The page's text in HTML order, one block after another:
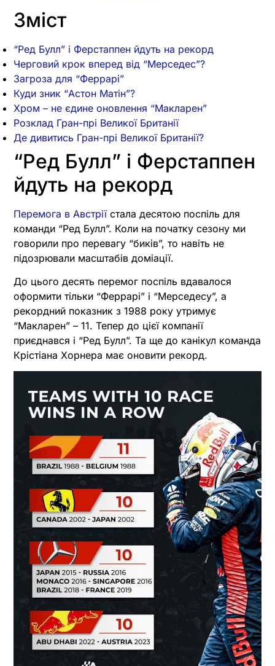
Зміст
“Ред Булл” і Ферстаппен йдуть на рекорд
Черговий крок вперед від “Мерседес”?
Загроза для “Феррарі”
Куди зник “Астон Матін”?
Хром – не єдине оновлення “Макларен”
Розклад Гран-прі Великої Британії
Де дивитись Гран-прі Великої Британії?
“Ред Булл” і Ферстаппен
йдуть на рекорд
Перемога в Австріїстала десятою поспіль для
команди “Ред Булл”. Коли на початку сезону ми
говорили про перевагу “биків”, то навіть не
підозрювали масштабів доміації.
До цього десять перемог поспіль вдавалося
оформити тільки “Феррарі” і “Мерседесу”, а
рекордний показник з 1988 року утримує
“Макларен” – 11. Тепер до цієї компанії
приєднався і “Ред Булл”. Та ще до канікул команда
Крістіана Хорнера має оновити рекорд.